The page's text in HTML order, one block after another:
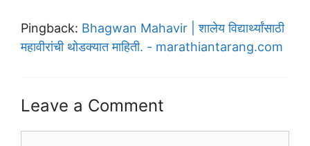
Pingback: Bhagwan Mahavir | शालेय विद्यार्थ्यांसाठी
महावीरांची थोडक्यात माहिती. - marathiantarang.com
Leave a Comment